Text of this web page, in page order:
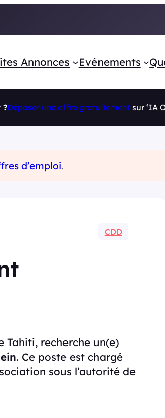
Annonces Evénements
?Déposer une offre gratuitement sur ‘IA
d’emploi.
CDD
Tahiti, recherche un(e)
. Ce poste est chargé
sous l’autorité de